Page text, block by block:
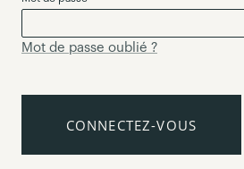
Mot de passe oublié ?
CONNECTEZ-VOUS